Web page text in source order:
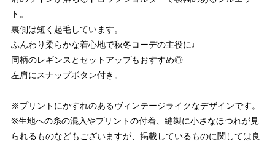
ト。
裏側は短く起毛しています。
ふんわり柔らかな着心地で秋冬コーデの主役に♩
同柄のレギンスとセットアップもおすすめ◎
左肩にスナップボタン付き。
※プリントにかすれのあるヴィンテージライクなデザインです。
※生地への糸の混入やプリントの付着、縫製に小さなほつれが見
られるものなどもございますが、掲載しているものに関しては良